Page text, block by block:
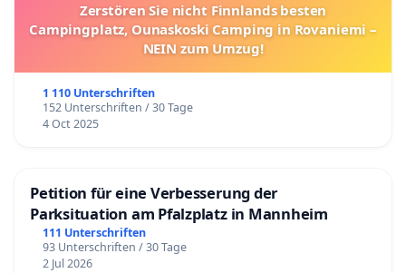
Zerstören Sie nicht Finnlands besten
Campingplatz, Ounaskoski Camping in Rovaniemi –
NEIN zum Umzug!
1 110 Unterschriften
152 Unterschriften / 30 Tage
4 Oct 2025
Petition für eine Verbesserung der
Parksituation am Pfalzplatz in Mannheim
111 Unterschriften
93 Unterschriften / 30 Tage
2 Jul 2026